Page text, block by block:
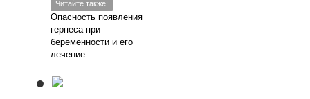
Читайте также:
Опасность появления
герпеса при
беременности и его
лечение